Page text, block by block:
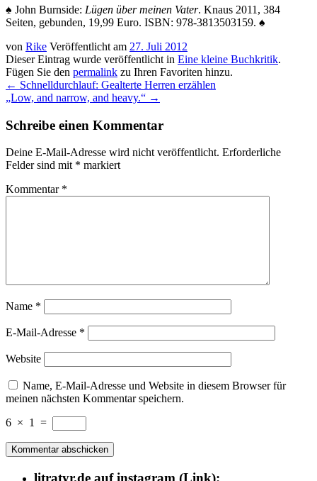
♠ John Burnside: Lügen über meinen Vater. Knaus 2011, 384
Seiten, gebunden, 19,99 Euro. ISBN: 978-3813503159. ♠
von Rike Veröffentlicht am 27. Juli 2012
Dieser Eintrag wurde veröffentlicht in Eine kleine Buchkritik.
Fügen Sie den permalink zu Ihren Favoriten hinzu.
← Schnelldurchlauf: Gealterte Herren erzählen
„Low, and narrow, and heavy.“ →
Schreibe einen Kommentar
Deine E-Mail-Adresse wird nicht veröffentlicht. Erforderliche
Felder sind mit * markiert
Kommentar *
Name *
E-Mail-Adresse *
Website
Name, E-Mail-Adresse und Website in diesem Browser für
meinen nächsten Kommentar speichern.
6 × 1 =
litratyr.de auf instagram (Link):